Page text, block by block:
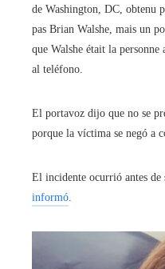
de Washington, DC, obtenu
pas Brian Walshe, mais un
que Walshe était la personne
al teléfono.
El portavoz dijo que no se
porque la víctima se negó a
El incidente ocurrió antes de
informó